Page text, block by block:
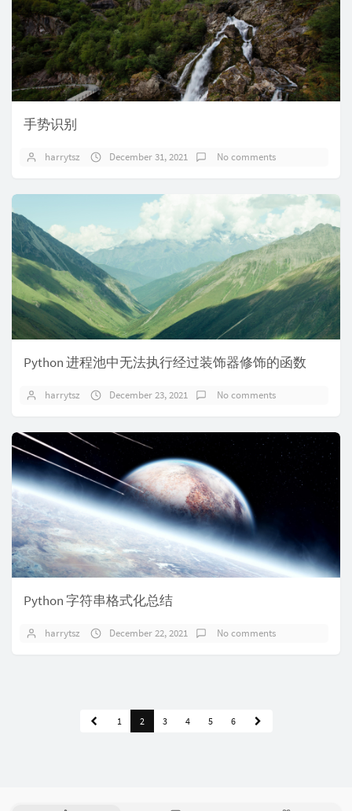
手势识别
harrytsz December 31, 2021 No comments
Python 进程池中无法执行经过装饰器修饰的函数
harrytsz December 23, 2021 No comments
Python 字符串格式化总结
harrytsz December 22, 2021 No comments
1 2 3 4 5 6